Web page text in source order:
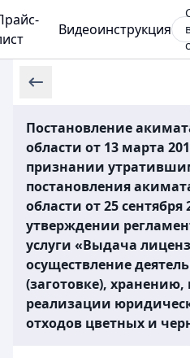
Видеоинструкция
Постановление
области от 13 марта
признании
постановления
области от 25
утверждении
услуги «Выдача
осуществление
(заготовке), хранению,
реализации
отходов цветных и